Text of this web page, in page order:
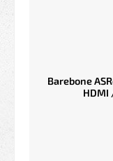
Barebone
HDMI